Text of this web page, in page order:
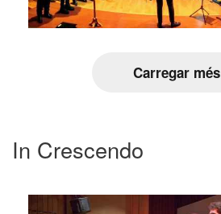
Carregar més
In Crescendo